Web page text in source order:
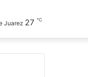
Juarez 27 ℃